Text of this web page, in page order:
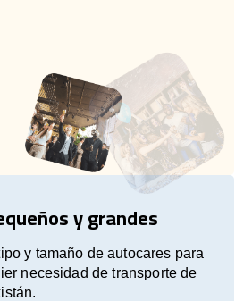
y grandes
y tamaño de autocares para
necesidad de transporte de